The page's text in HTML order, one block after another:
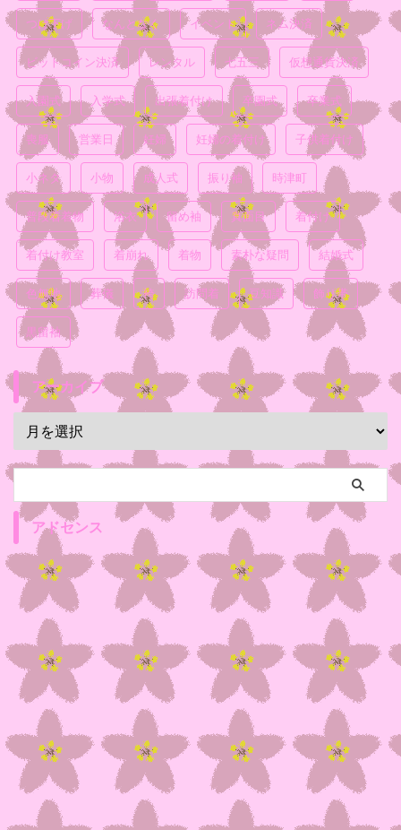
つけ下げ なんとなく イベント ネム決済
ビットコイン決済 レンタル 七五三 仮想通貨決済
入園式 入学式 出張着付け 卒園式 卒業式
喪服 営業日 妊婦 妊婦の着付け 子供着付け
小ネタ 小物 成人式 振り袖 時津町
普段着着物 浴衣 留め袖 真面目 着付け
着付け教室 着崩れ 着物 素朴な疑問 結婚式
色無地 葬儀 袴 訪問着 豆知識 飾り帯
黒留袖
アーカイブ
アドセンス